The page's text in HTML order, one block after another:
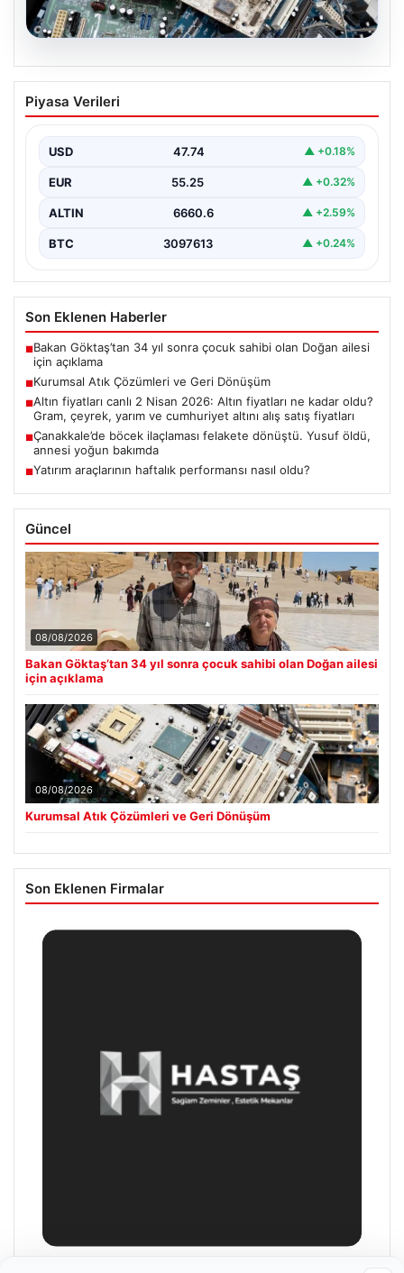
Kurumsal Atık Çözümleri ve Geri
Dönüşüm
sistemlerini sürekli periyotlarla yenilemektedir. Bu
modernizasyon aşamasında kenara…
Piyasa Verileri
USD 47.74 ▲ +0.18%
EUR 55.25 ▲ +0.32%
ALTIN 6660.6 ▲ +2.59%
BTC 3097613 ▲ +0.24%
Son Eklenen Haberler
■Bakan Göktaş’tan 34 yıl sonra çocuk sahibi olan Doğan ailesi
için açıklama
■Kurumsal Atık Çözümleri ve Geri Dönüşüm
■Altın fiyatları canlı 2 Nisan 2026: Altın fiyatları ne kadar oldu?
Gram, çeyrek, yarım ve cumhuriyet altını alış satış fiyatları
■Çanakkale’de böcek ilaçlaması felakete dönüştü. Yusuf öldü,
annesi yoğun bakımda
■Yatırım araçlarının haftalık performansı nasıl oldu?
Güncel
08/08/2026
Bakan Göktaş’tan 34 yıl sonra çocuk sahibi olan Doğan ailesi
için açıklama
08/08/2026
Kurumsal Atık Çözümleri ve Geri Dönüşüm
Son Eklenen Firmalar